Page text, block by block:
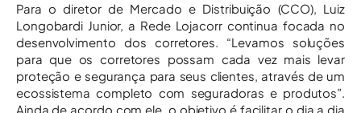
Para o diretor de Mercado e Distribuição (CCO), Luiz
Longobardi Junior, a Rede Lojacorr continua focada no
desenvolvimento dos corretores. “Levamos soluções
para que os corretores possam cada vez mais levar
proteção e segurança para seus clientes, através de um
ecossistema completo com seguradoras e produtos”.
Ainda de acordo com ele, o objetivo é facilitar o dia a dia